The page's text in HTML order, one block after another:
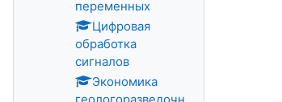
переменных
Цифровая
обработка
сигналов
Экономика